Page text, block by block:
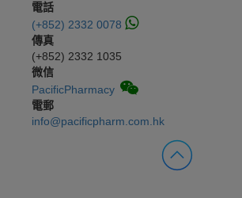
電話
(+852) 2332 0078
傳真
(+852) 2332 1035
微信
PacificPharmacy
電郵
info@pacificpharm.com.hk